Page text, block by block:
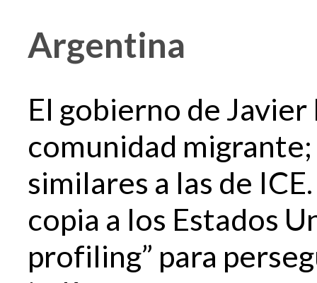
Argentina
El gobierno de
comunidad
similares a las de
copia a los Estados
profiling” para